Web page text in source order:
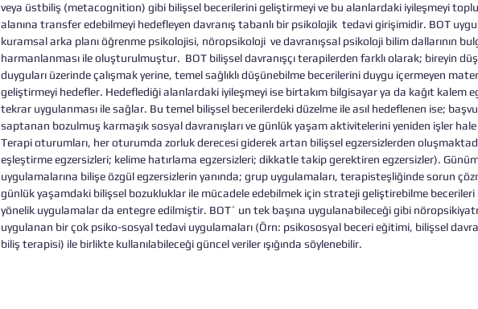
veya üstbiliş (metacognition) gibi bilişsel becerilerini geliştirmeyi ve bu alanlardaki iyileşmeyi
alanına transfer edebilmeyi hedefleyen davranış tabanlı bir psikolojik  tedavi girişimidir. BOT
kuramsal arka planı öğrenme psikolojisi, nöropsikoloji  ve davranışsal psikoloji bilim dallarının
harmanlanması ile oluşturulmuştur.  BOT bilişsel davranışçı terapilerden farklı olarak; bireyin
duyguları üzerinde çalışmak yerine, temel sağlıklı düşünebilme becerilerini duygu içermeyen
geliştirmeyi hedefler. Hedeflediği alanlardaki iyileşmeyi ise birtakım bilgisayar ya da kağıt kalem
tekrar uygulanması ile sağlar. Bu temel bilişsel becerilerdeki düzelme ile asıl hedeflenen ise;
saptanan bozulmuş karmaşık sosyal davranışları ve günlük yaşam aktivitelerini yeniden işler
Terapi oturumları, her oturumda zorluk derecesi giderek artan bilişsel egzersizlerden
eşleştirme egzersizleri; kelime hatırlama egzersizleri; dikkatle takip gerektiren egzersizler).
uygulamalarına bilişe özgül egzersizlerin yanında; grup uygulamaları, terapisteşliğinde sorun
günlük yaşamdaki bilişsel bozukluklar ile mücadele edebilmek için strateji geliştirebilme becerileri
yönelik uygulamalar da entegre edilmiştir. BOT` un tek başına uygulanabileceği gibi
uygulanan bir çok psiko-sosyal tedavi uygulamaları (Örn: psikososyal beceri eğitimi, bilişsel
biliş terapisi) ile birlikte kullanılabileceği güncel veriler ışığında söylenebilir.